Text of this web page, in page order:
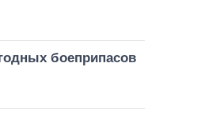
боеприпасов